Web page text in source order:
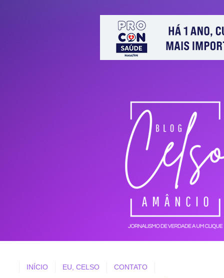
INÍCIO EU, CELSO CONTATO